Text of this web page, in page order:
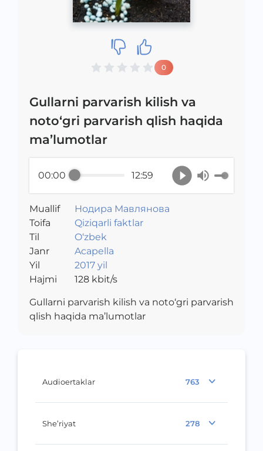
Audioertaklar 763
She’riyat 278
0
Gullarni parvarish kilish va
noto‘gri parvarish qlish haqida
ma’lumotlar
00:00 12:59
Muallif
Нодира Мавлянова
Toifa
Qiziqarli faktlar
Til
O‘zbek
Janr
Acapella
Yil
2017 yil
Hajmi
128kbit/s
Gullarni parvarish kilish va noto‘gri parvarish
qlish haqida ma’lumotlar